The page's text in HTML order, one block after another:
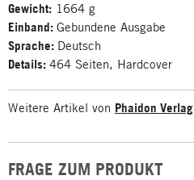
Gewicht: 1664 g
Einband: Gebundene Ausgabe
Sprache: Deutsch
Details: 464 Seiten, Hardcover
Weitere Artikel von Phaidon Verlag
FRAGE ZUM PRODUKT